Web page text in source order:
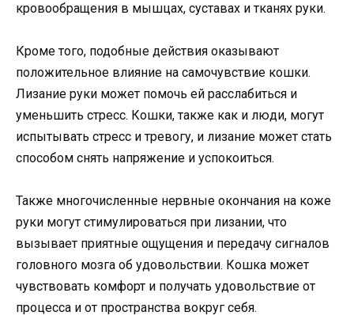
кровообращения в мышцах, суставах и тканях руки.
Кроме того, подобные действия оказывают
положительное влияние на самочувствие кошки.
Лизание руки может помочь ей расслабиться и
уменьшить стресс. Кошки, также как и люди, могут
испытывать стресс и тревогу, и лизание может стать
способом снять напряжение и успокоиться.
Также многочисленные нервные окончания на коже
руки могут стимулироваться при лизании, что
вызывает приятные ощущения и передачу сигналов
головного мозга об удовольствии. Кошка может
чувствовать комфорт и получать удовольствие от
процесса и от пространства вокруг себя.